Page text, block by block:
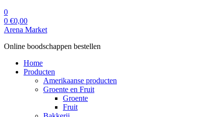
0
0 €0,00
Arena Market
Online boodschappen bestellen
Home
Producten
Amerikaanse producten
Groente en Fruit
Groente
Fruit